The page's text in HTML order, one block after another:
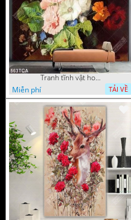
Tranh tĩnh vật hoa quả decor phòng khách in uv
Miễn phí
TẢI VỀ